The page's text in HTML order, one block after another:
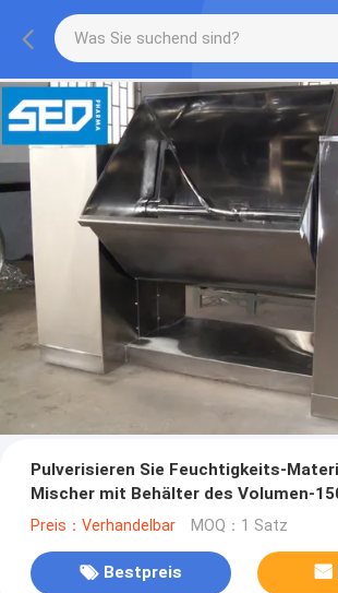
Pulverisieren Sie Feuchtigkeits-
Mischer mit Behälter des Volumen-
Preis：Verhandelbar MOQ：1 Satz
Bestpreis